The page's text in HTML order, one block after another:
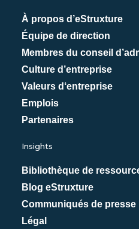
À propos d’eStruxture
Équipe de direction
Membres du conseil
Culture d’entreprise
Valeurs d‘entreprise
Emplois
Partenaires
Insights
Bibliothèque de
Blog eStruxture
Communiqués de presse
Légal